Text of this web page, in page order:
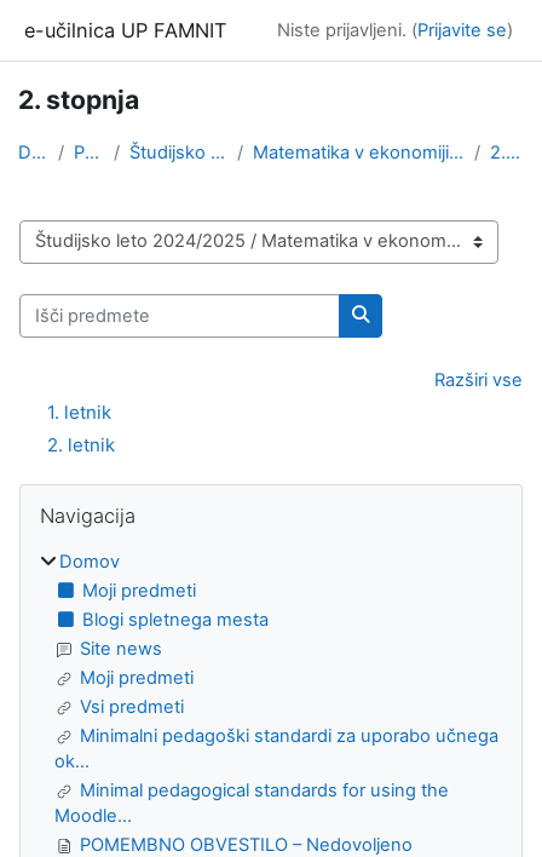
e-učilnica UP FAMNIT Niste prijavljeni. (Prijavite se)
2. stopnja
Domov Predmeti Študijsko leto 2024/2025 Matematika v ekonomiji in financah / Matematika s ... 2. stopnja
Kategorije predmetov
Išči predmete
Išči predmete
Razširi vse
1. letnik
2. letnik
Bloki
Navigacija
Domov
Moji predmeti
Blogi spletnega mesta
Site news
Moji predmeti
Vsi predmeti
Minimalni pedagoški standardi za uporabo učnega
ok...
Minimal pedagogical standards for using the
Moodle...
POMEMBNO OBVESTILO – Nedovoljeno